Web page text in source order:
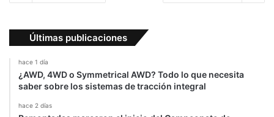
Últimas publicaciones
hace 1 día
¿AWD, 4WD o Symmetrical AWD? Todo lo que necesita
saber sobre los sistemas de tracción integral
hace 2 días